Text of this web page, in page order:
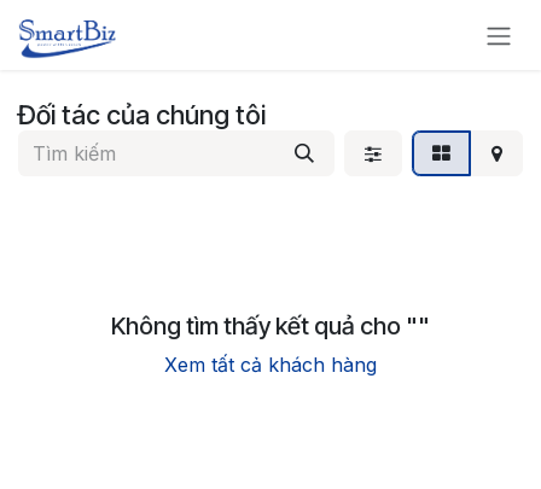
Bỏ qua để đến Nội dung
Đối tác của chúng tôi
Không tìm thấy kết quả cho ""
Xem tất cả khách hàng